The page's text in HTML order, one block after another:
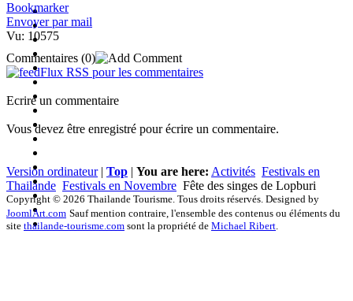
Bookmarker
Envoyer par mail
Vu: 10575
Commentaires (0)
Flux RSS pour les commentaires
Ecrire un commentaire
Vous devez être enregistré pour écrire un commentaire.
Version ordinateur| Top | You are here: Activités Festivals en
Thailande Festivals en Novembre Fête des singes de Lopburi
Copyright © 2026 Thailande Tourisme. Tous droits réservés. Designed by
JoomlArt.com Sauf mention contraire, l'ensemble des contenus ou éléments du
site thailande-tourisme.com sont la propriété de Michael Ribert.